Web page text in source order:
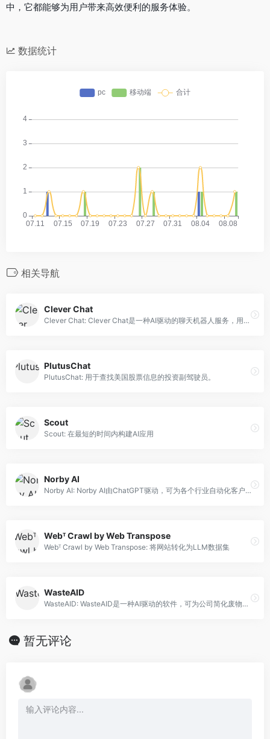
中，它都能够为用户带来高效便利的服务体验。
数据统计
相关导航
Clever Chat
Clever Chat: Clever Chat是一种AI驱动的聊天机器人服务，用于改善客户支持。
PlutusChat
PlutusChat: 用于查找美国股票信息的投资副驾驶员。
Scout
Scout: 在最短的时间内构建AI应用
Norby AI
Norby AI: Norby AI由ChatGPT驱动，可为各个行业自动化客户支持。
Webᵀ Crawl by Web Transpose
Webᵀ Crawl by Web Transpose: 将网站转化为LLM数据集
WasteAID
WasteAID: WasteAID是一种AI驱动的软件，可为公司简化废物管理流程。
暂无评论